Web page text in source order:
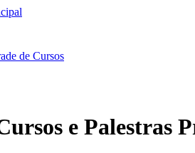
de Cursos
e Palestras